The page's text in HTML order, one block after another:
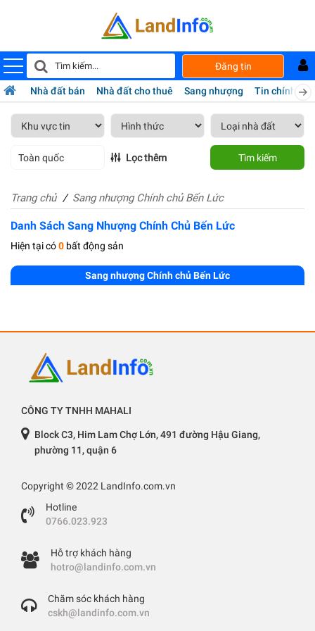
Đăng tin
Nhà đất bán Nhà đất cho thuê Sang nhượng Tin chính chủ
Toàn quốc Lọc thêm Tìm kiếm
Trang chủ Sang nhượng Chính chủ Bến Lức
Danh Sách Sang Nhượng Chính Chủ Bến Lức
Hiện tại có0 bất động sản
Sang nhượng Chính chủ Bến Lức
CÔNG TY TNHH MAHALI
Block C3, Him Lam Chợ Lớn, 491 đường Hậu Giang,
phường 11, quận 6
Copyright © 2022 LandInfo.com.vn
Hotline
0766.023.923
Hỗ trợ khách hàng
hotro@landinfo.com.vn
Chăm sóc khách hàng
cskh@landinfo.com.vn